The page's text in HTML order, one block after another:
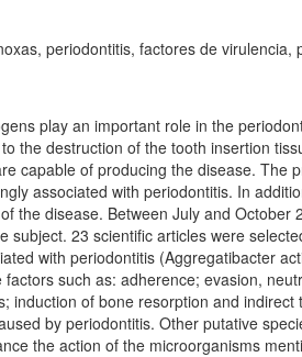
periodontitis, factores de virulencia,
play an important role in the
the destruction of the tooth insertion
capable of producing the disease. The
associated with periodontitis. In
the disease. Between July and
subject. 23 scientific articles were
with periodontitis (Aggregatibacter
factors such as: adherence; evasion,
induction of bone resorption and
by periodontitis. Other putative
the action of the microorganisms